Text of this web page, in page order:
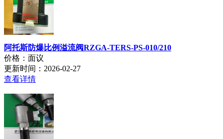
阿托斯防爆比例溢流阀RZGA-TERS-PS-010/210
价格：面议
更新时间：2026-02-27
查看详情